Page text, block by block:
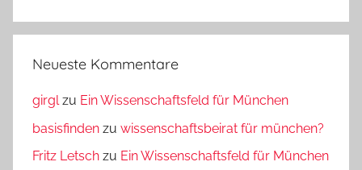
Neueste Kommentare
girglzu Ein Wissenschaftsfeld für München
basisfinden zu wissenschaftsbeirat für münchen?
Fritz Letsch zu Ein Wissenschaftsfeld für München